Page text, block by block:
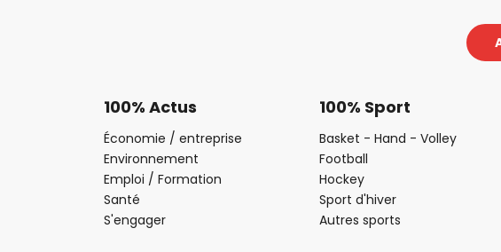
100% Actus
Économie / entreprise
Environnement
Emploi / Formation
Santé
S'engager
100% Sport
Basket - Hand - Volley
Football
Hockey
Sport d'hiver
Autres sports